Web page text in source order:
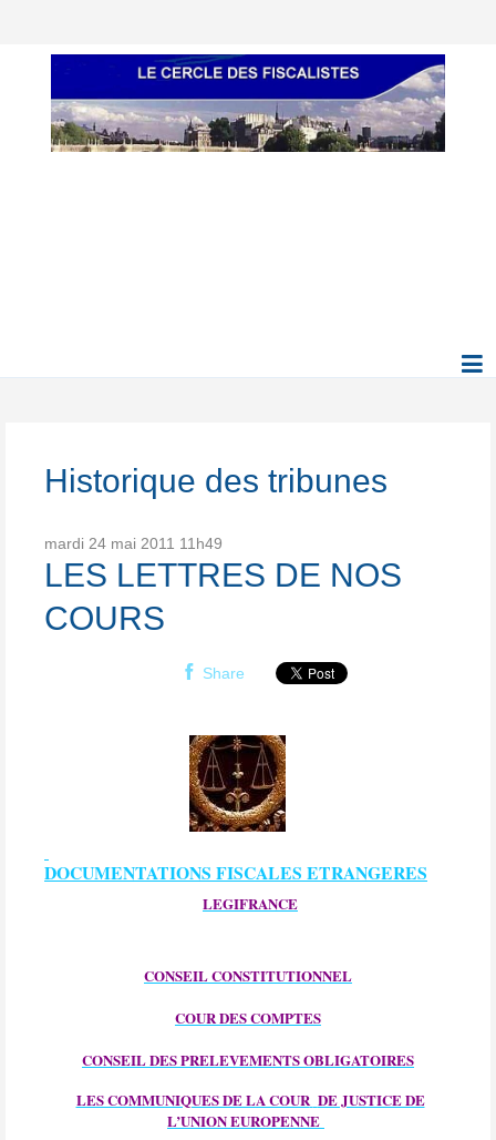
Historique des tribunes
mardi 24 mai 2011 11h49
LES LETTRES DE NOS
COURS
Share
DOCUMENTATIONS FISCALES ETRANGERES
LEGIFRANCE
CONSEIL CONSTITUTIONNEL
COUR DES COMPTES
CONSEIL DES PRELEVEMENTS OBLIGATOIRES
LES COMMUNIQUES DE LA COUR DE JUSTICE DE
L’UNION EUROPENNE